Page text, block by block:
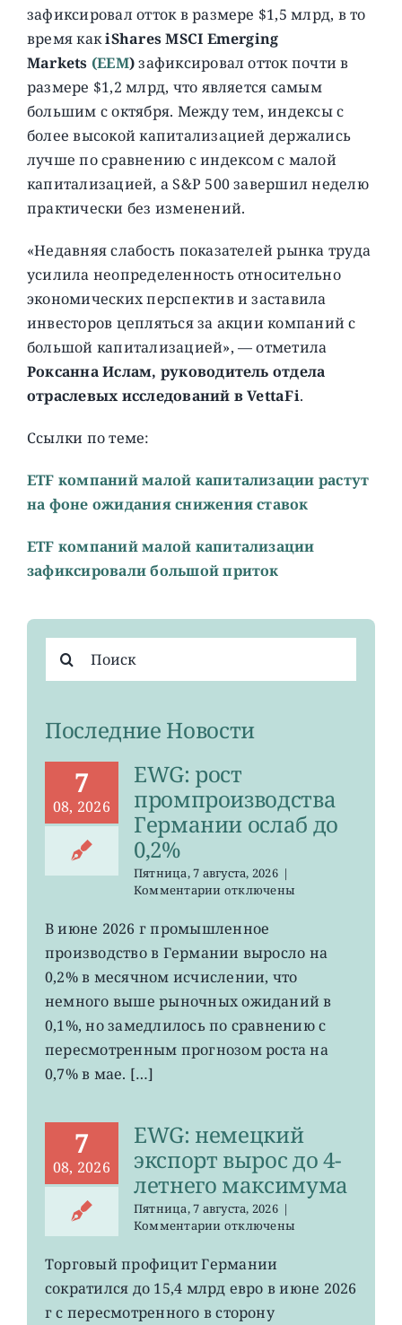
зафиксировал отток в размере $1,5 млрд, в то
время какiShares MSCI Emerging
Markets (EEM)зафиксировал отток почти в
размере $1,2 млрд, что является самым
большим с октября. Между тем, индексы с
более высокой капитализацией держались
лучше по сравнению с индексом с малой
капитализацией, а S&P 500 завершил неделю
практически без изменений.
«Недавняя слабость показателей рынка труда
усилила неопределенность относительно
экономических перспектив и заставила
инвесторов цепляться за акции компаний с
большой капитализацией», — отметила
Роксанна Ислам, руководитель отдела
отраслевых исследований в VettaFi.
Ссылки по теме:
ETF компаний малой капитализации растут
на фоне ожидания снижения ставок
ETF компаний малой капитализации
зафиксировали большой приток
поиска:
Последние Новости
7
08, 2026
EWG: рост
промпроизводства
Германии ослаб до
0,2%
Пятница, 7 августа, 2026 |
Комментариик
EWG:
рост
промпроизводства
Германии
до
0,2%
отключены
В июне 2026 г промышленное
производство в Германии выросло на
0,2% в месячном исчислении, что
немного выше рыночных ожиданий в
0,1%, но замедлилось по сравнению с
пересмотренным прогнозом роста на
0,7% в мае. […]
7
08, 2026
EWG: немецкий
экспорт вырос до 4-
летнего максимума
Пятница, 7 августа, 2026 |
Комментариик
EWG:
немецкий
экспорт
вырос
отключены
Торговый профицит Германии
сократился до 15,4 млрд евро в июне 2026
г с пересмотренного в сторону